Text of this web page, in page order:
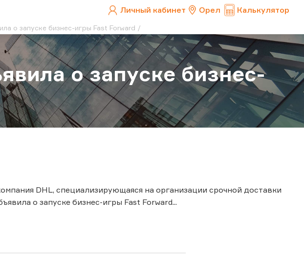
Личный кабинет Орел Калькулятор
о запуске бизнес-игры Fast Forward
о запуске бизнес-
DHL, специализирующаяся на организации срочной доставки
о запуске бизнес-игры Fast Forward...